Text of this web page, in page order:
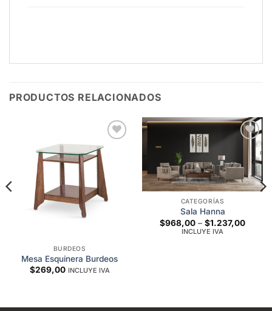
PRODUCTOS RELACIONADOS
Add to
wishlist
BURDEOS
Mesa Esquinera Burdeos
$269,00 INCLUYE IVA
wishlist
CATEGORÍAS
Sala Hanna
$968,00 – $1.237,00Price
INCLUYE IVA